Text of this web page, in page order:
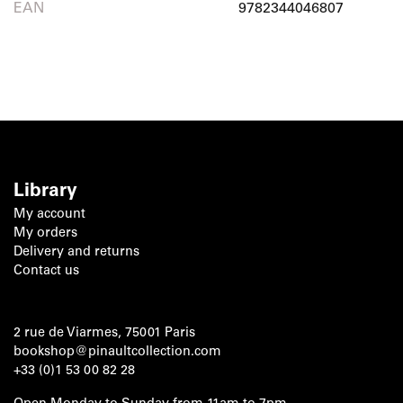
EAN 9782344046807
Library
My account
My orders
Delivery and returns
Contact us
2 rue de Viarmes, 75001 Paris
bookshop@pinaultcollection.com
+33 (0)1 53 00 82 28